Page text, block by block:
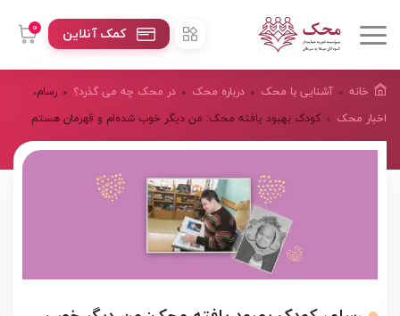
0 کمک آنلاین
خانه آشنایی با محک درباره محک
در محک چه می گذرد؟
اخبار محک
رسام،
کودک بهبود یافته محک: من دیگر خوب شده‌ام و قهرمان هستم